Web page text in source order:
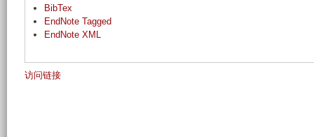
BibTex
EndNote Tagged
EndNote XML
访问链接